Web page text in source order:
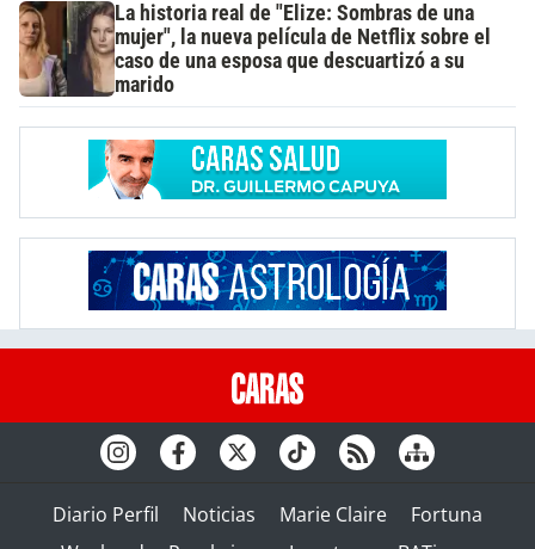
La historia real de "Elize: Sombras de una
mujer", la nueva película de Netflix sobre el
caso de una esposa que descuartizó a su
marido
Diario Perfil Noticias Marie Claire
Fortuna